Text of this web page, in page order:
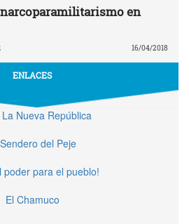
en
16/04/2018
ENLACES
Nueva República
del Peje
poder para el pueblo!
El Chamuco